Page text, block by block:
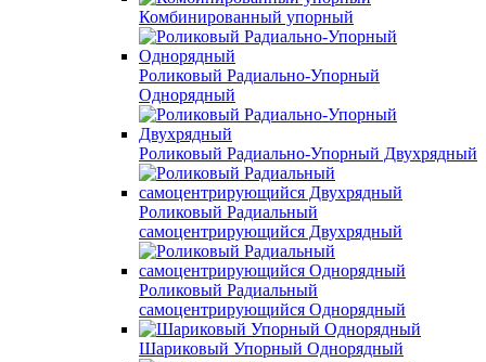
Комбинированный упорный
Роликовый Радиально-Упорный
Однорядный
Роликовый Радиально-Упорный Двухрядный
Роликовый Радиальный
самоцентрирующийся Двухрядный
Роликовый Радиальный
самоцентрирующийся Однорядный
Шариковый Упорный Однорядный